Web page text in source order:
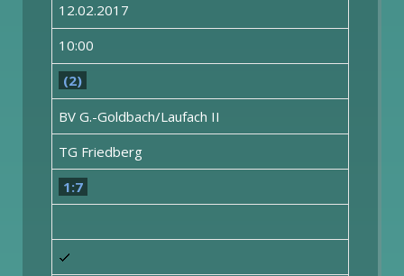
12.02.2017
10:00
(2)
BV G.-Goldbach/Laufach II
TG Friedberg
1:7